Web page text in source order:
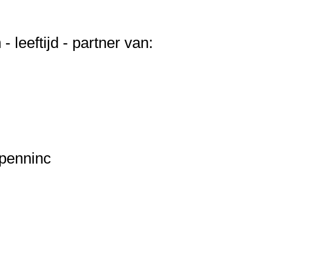
leeftijd - partner van: